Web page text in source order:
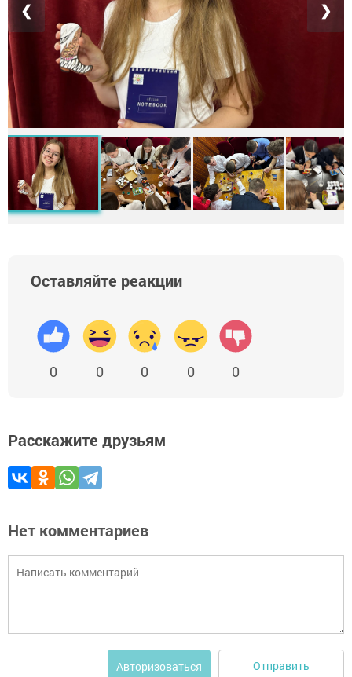
❮ ❯
Оставляйте реакции
0 0 0 0 0
Расскажите друзьям
Нет комментариев
Авторизоваться Отправить